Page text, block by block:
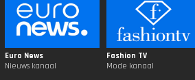
Euro News
Nieuws kanaal
Fashion TV
Mode kanaal